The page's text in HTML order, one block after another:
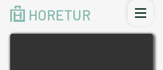
HORETUR